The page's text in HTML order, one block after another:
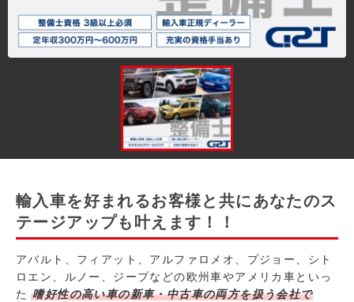
輸入車を好まれるお客様と共にあなたのス
テージアップも叶えます！！
アバルト、フィアット、アルファロメオ、プジョー、シト
ロエン、ルノー、ジープなどの欧州車やアメリカ車といっ
た 嗜好性の高い車の新車・中古車の両方を扱う会社で